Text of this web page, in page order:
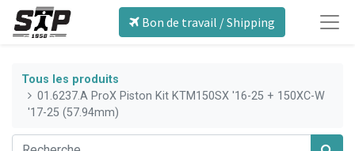
Bon de travail / Shipping
Tous les produits
01.6237.A ProX Piston Kit KTM150SX '16-25 + 150XC-W
'17-25 (57.94mm)